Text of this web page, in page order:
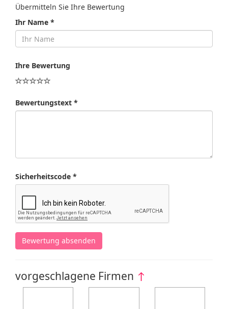
Übermitteln Sie Ihre Bewertung
Ihr Name *
Ihre Bewertung
Bewertungstext *
Sicherheitscode *
Bewertung absenden
vorgeschlagene Firmen ↑